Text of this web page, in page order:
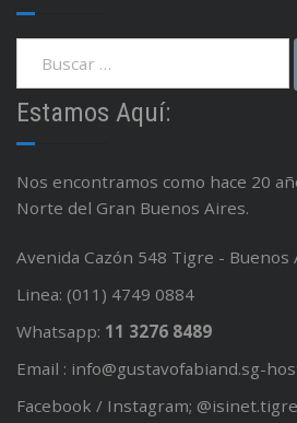
Estamos Aquí:
Nos encontramos como hace 20
Norte del Gran Buenos Aires.
Avenida Cazón 548 Tigre -
Linea: (011) 4749 0884
Whatsapp: 11 3276 8489
Email : info@gustavofabiand.sg-
Facebook / Instagram; @isinet.tigre